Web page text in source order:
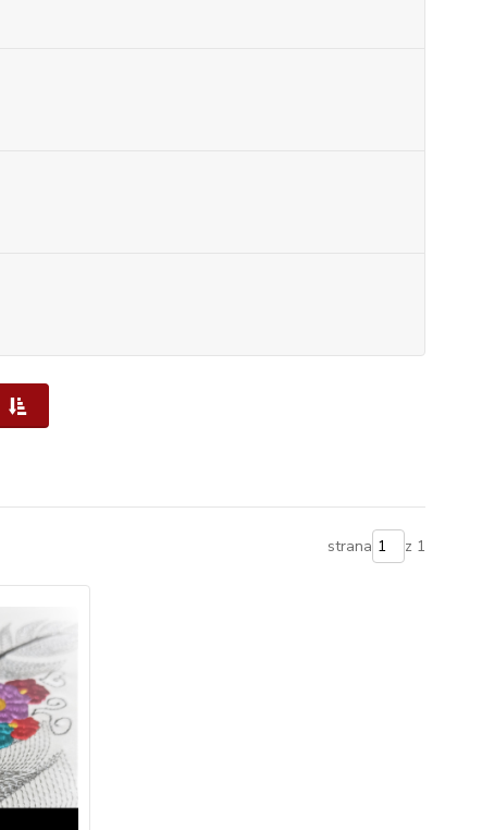
strana z 1